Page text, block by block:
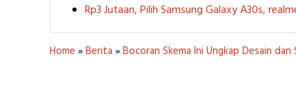
Rp3 Jutaan, Pilih Samsung Galaxy A30s,
Home »Berita »Bocoran Skema Ini Ungkap Desain dan